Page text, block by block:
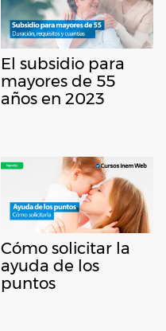
El subsidio para
mayores de 55
años en 2023
Cómo solicitar la
ayuda de los
puntos